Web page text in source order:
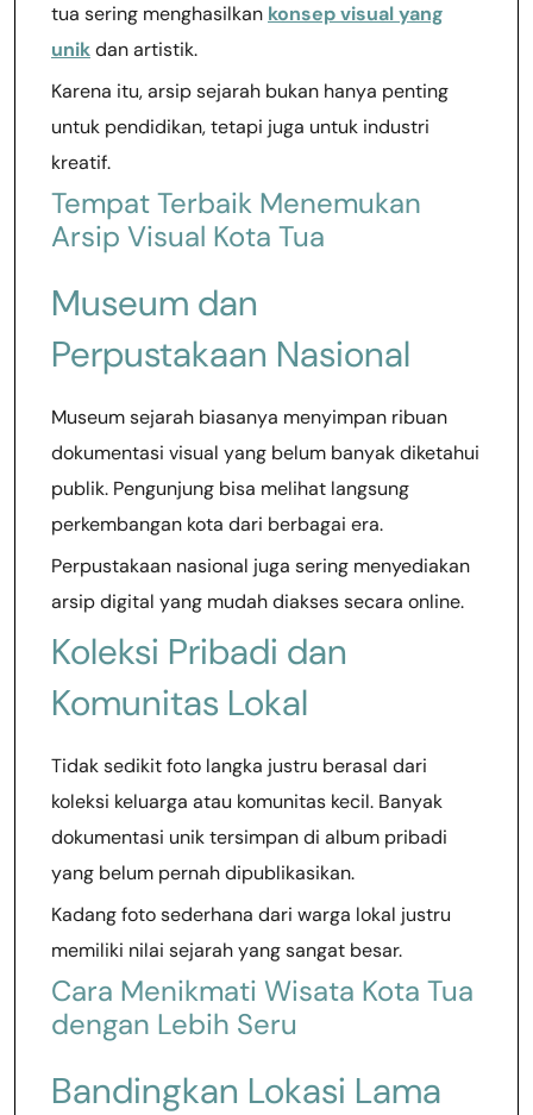
tua sering menghasilkan konsep visual yang
unikdan artistik.
Karena itu, arsip sejarah bukan hanya penting
untuk pendidikan, tetapi juga untuk industri
kreatif.
Tempat Terbaik Menemukan
Arsip Visual Kota Tua
Museum dan
Perpustakaan Nasional
Museum sejarah biasanya menyimpan ribuan
dokumentasi visual yang belum banyak diketahui
publik. Pengunjung bisa melihat langsung
perkembangan kota dari berbagai era.
Perpustakaan nasional juga sering menyediakan
arsip digital yang mudah diakses secara online.
Koleksi Pribadi dan
Komunitas Lokal
Tidak sedikit foto langka justru berasal dari
koleksi keluarga atau komunitas kecil. Banyak
dokumentasi unik tersimpan di album pribadi
yang belum pernah dipublikasikan.
Kadang foto sederhana dari warga lokal justru
memiliki nilai sejarah yang sangat besar.
Cara Menikmati Wisata Kota Tua
dengan Lebih Seru
Bandingkan Lokasi Lama